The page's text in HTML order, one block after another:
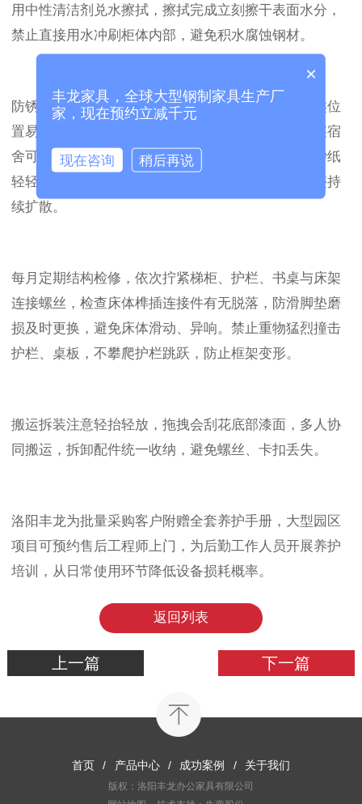
用中性清洁剂兑水擦拭，擦拭完成立刻擦干表面水分，
禁止直接用水冲刷柜体内部，避免积水腐蚀钢材。
防锈养护重点关注床脚、焊接缝隙、梯柜底部，这类位
置易堆积水渍、潮气。雨季保持宿舍开窗通风，底层宿
舍可在床脚放置防潮包；若出现细小锈点，先用细砂纸
轻轻打磨锈迹，搭配同色补漆笔遮盖，有效抑制锈迹持
续扩散。
每月定期结构检修，依次拧紧梯柜、护栏、书桌与床架
连接螺丝，检查床体榫插连接件有无脱落，防滑脚垫磨
损及时更换，避免床体滑动、异响。禁止重物猛烈撞击
护栏、桌板，不攀爬护栏跳跃，防止框架变形。
搬运拆装注意轻抬轻放，拖拽会刮花底部漆面，多人协
同搬运，拆卸配件统一收纳，避免螺丝、卡扣丢失。
洛阳丰龙为批量采购客户附赠全套养护手册，大型园区
项目可预约售后工程师上门，为后勤工作人员开展养护
培训，从日常使用环节降低设备损耗概率。
返回列表
上一篇 下一篇
首页 / 产品中心 / 成功案例 / 关于我们
版权：洛阳丰龙办公家具有限公司
×
丰龙家具，全球大型钢制家具生产厂
家，现在预约立减千元
现在咨询 稍后再说